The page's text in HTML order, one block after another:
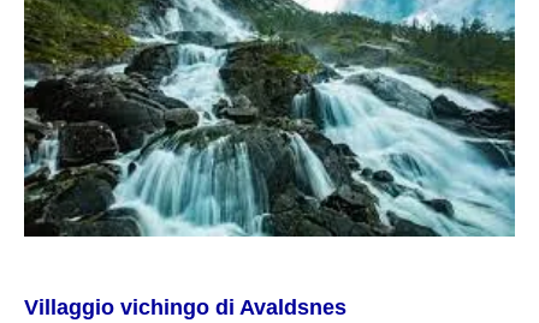
Villaggio vichingo di Avaldsnes